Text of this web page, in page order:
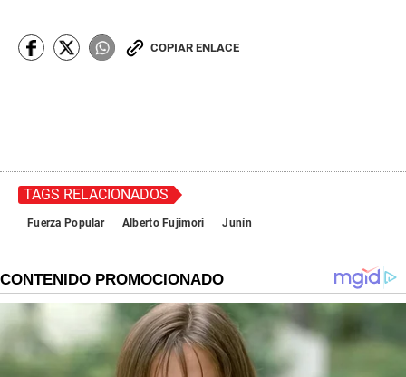
COPIAR ENLACE
TAGS RELACIONADOS
Fuerza Popular Alberto Fujimori Junín